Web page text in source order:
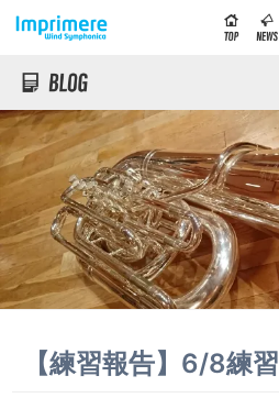
【練習報告】6/8練習